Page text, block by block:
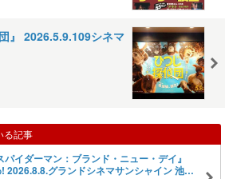
』 2026.5.9.109シネマ
る記事
パイダーマン：ブランド・ニュー・デイ』
2026.8.8.グランドシネマサンシャイン 池袋